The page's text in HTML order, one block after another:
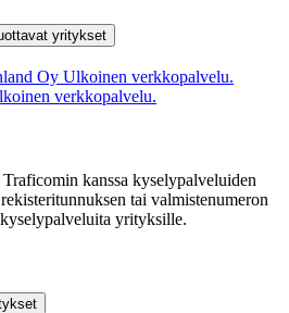
yritykset
Oy Ulkoinen verkkopalvelu.
verkkopalvelu.
kanssa kyselypalveluiden
tai valmistenumeron
yrityksille.